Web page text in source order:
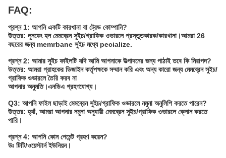
FAQ:
প্রশ্ন 1: আপনি একটি কারখানা বা ট্রেড কোম্পানি?
উত্তর: লুনফেং হল মেমব্রেন সুইচ/গ্রাফিক ওভারলে প্রস্তুতকারক/কারখানা।আমরা 26
বছরের জন্য memrbane সুইচ মধ্যে pecialize.
প্রশ্ন 2: আমার সুইচ ফাইলটি যদি আমি আপনাকে উত্পাদনের জন্য পাঠাই তবে কি নিরাপদ?
উত্তর: আমরা গ্রাহকের ডিজাইন কর্তৃপক্ষকে সম্মান করি এবং অন্য কারো জন্য মেমব্রেন সুইচ/
গ্রাফিক ওভারলে তৈরি করব না
আপনার অনুমতি।এনডিএ গ্রহণযোগ্য।
Q3: আপনি ফাইল ছাড়াই মেমব্রেন সুইচ/গ্রাফিক ওভারলে নমুনা অনুলিপি করতে পারেন?
উত্তর: হ্যাঁ, আমরা আপনার নমুনা অনুযায়ী মেমব্রেন সুইচ/গ্রাফিক ওভারলে ক্লোন করতে
পারি।
প্রশ্ন 4: আপনি কোন পেমেন্ট গ্রহণ করেন?
উঃ টিটি/ওয়েস্টার্ন ইউনিয়ন।